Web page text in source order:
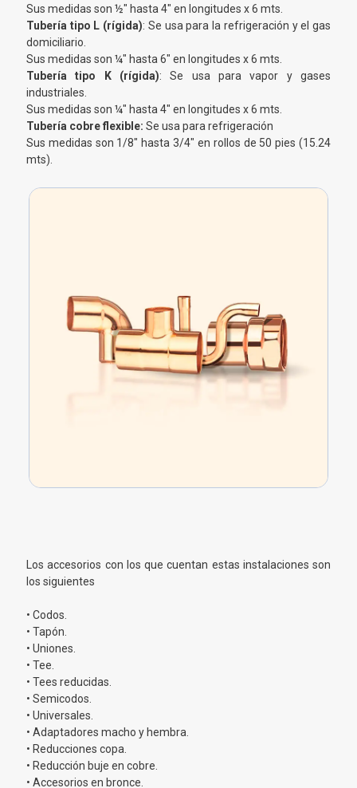
Sus medidas son ½" hasta 4" en longitudes x 6 mts.
Tubería tipo L (rígida): Se usa para la refrigeración y el gas
domiciliario.
Sus medidas son ¼" hasta 6" en longitudes x 6 mts.
Tubería tipo K (rígida): Se usa para vapor y gases
industriales.
Sus medidas son ¼" hasta 4" en longitudes x 6 mts.
Tubería cobre flexible: Se usa para refrigeración
Sus medidas son 1/8" hasta 3/4" en rollos de 50 pies (15.24
mts).
Los accesorios con los que cuentan estas instalaciones son
los siguientes
• Codos.
• Tapón.
• Uniones.
• Tee.
• Tees reducidas.
• Semicodos.
• Universales.
• Adaptadores macho y hembra.
• Reducciones copa.
• Reducción buje en cobre.
• Accesorios en bronce.